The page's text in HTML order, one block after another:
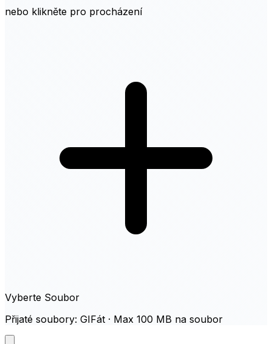
nebo klikněte pro procházení
Vyberte Soubor
Přijaté soubory: GIFát · Max 100 MB na soubor